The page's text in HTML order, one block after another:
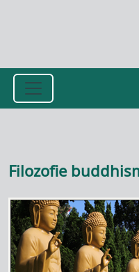
Přejít k hlavnímu obsahu
Filozofie